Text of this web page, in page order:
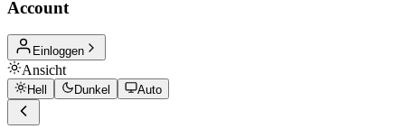
Account
Einloggen
Ansicht
Hell Dunkel Auto